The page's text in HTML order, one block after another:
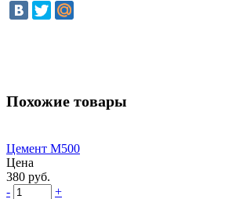
Похожие товары
Цемент М500
Цена
380 руб.
-
+